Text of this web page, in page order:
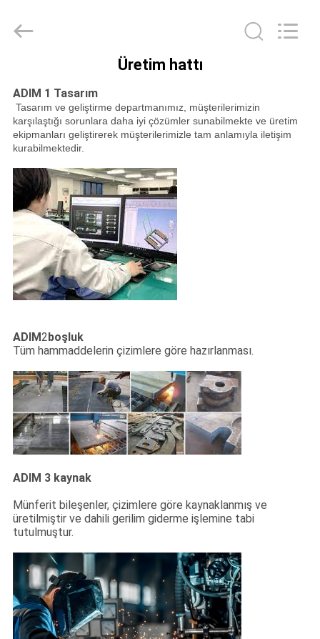
ÜRÜN:%
HAKKIMIZDA
FABRIKA
TURU
KALITE
KONTROL
BIZIMLE
ILETIŞIME
GEÇIN
HABERLER
VAKALAR
SITE
HARITASI
PRIVACY
Machine
CO.,LTD.
Üretim hattı
ADIM 1 Tasarım
Tasarım ve geliştirme departmanımız, müşterilerimizin
karşılaştığı sorunlara daha iyi çözümler sunabilmekte ve üretim
ekipmanları geliştirerek müşterilerimizle tam anlamıyla iletişim
kurabilmektedir.
ADIM2boşluk
Tüm hammaddelerin çizimlere göre hazırlanması.
ADIM 3 kaynak
Münferit bileşenler, çizimlere göre kaynaklanmış ve
üretilmiştir ve dahili gerilim giderme işlemine tabi
tutulmuştur.